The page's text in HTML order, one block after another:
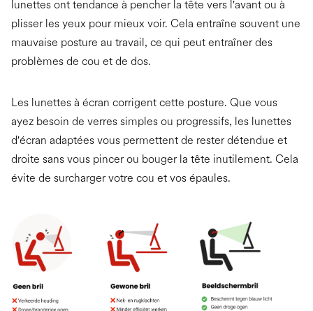
lunettes ont tendance à pencher la tête vers l'avant ou à
plisser les yeux pour mieux voir. Cela entraîne souvent une
mauvaise posture au travail, ce qui peut entraîner des
problèmes de cou et de dos.
Les lunettes à écran corrigent cette posture. Que vous
ayez besoin de verres simples ou progressifs, les lunettes
d'écran adaptées vous permettent de rester détendue et
droite sans vous pincer ou bouger la tête inutilement. Cela
évite de surcharger votre cou et vos épaules.